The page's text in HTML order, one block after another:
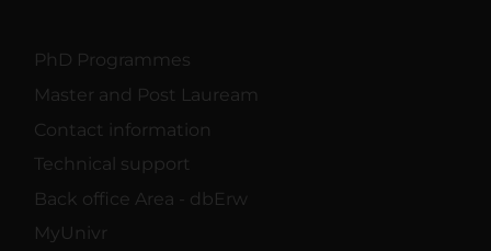
PhD Programmes
Master and Post Lauream
Contact information
Technical support
Back office Area - dbErw
MyUnivr